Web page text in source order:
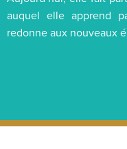
auquel elle apprend
redonne aux nouveaux